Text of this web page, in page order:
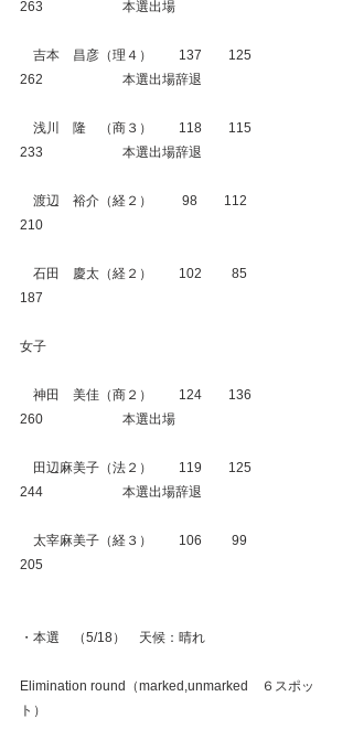
263　　　　　　本選出場
吉本　昌彦（理４）　　137　　125
262　　　　　　本選出場辞退
浅川　隆　（商３）　　118　　115
233　　　　　　本選出場辞退
渡辺　裕介（経２）　　 98　　112
210
石田　慶太（経２）　　102　　 85
187
女子
神田　美佳（商２）　　124　　136
260　　　　　　本選出場
田辺麻美子（法２）　　119　　125
244　　　　　　本選出場辞退
太宰麻美子（経３）　　106　　 99
205
・本選　（5/18）　天候：晴れ
Elimination round（marked,unmarked　６スポッ
ト）